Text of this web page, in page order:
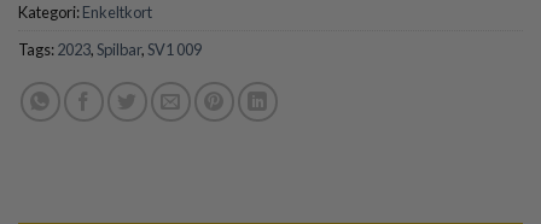
Kategori:Enkeltkort
Tags:2023,Spilbar,SV1 009